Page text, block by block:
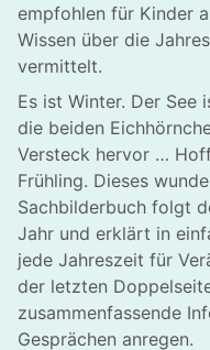
empfohlen für Kinder
Wissen über die
vermittelt.
Es ist Winter. Der See
die beiden
Versteck hervor …
Frühling. Dieses
Sachbilderbuch folgt
Jahr und erklärt in
jede Jahreszeit für
der letzten
zusammenfassende
Gesprächen anregen.